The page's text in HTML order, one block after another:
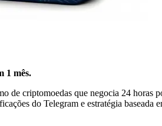
1 mês.
de criptomoedas que negocia 24 horas
do Telegram e estratégia